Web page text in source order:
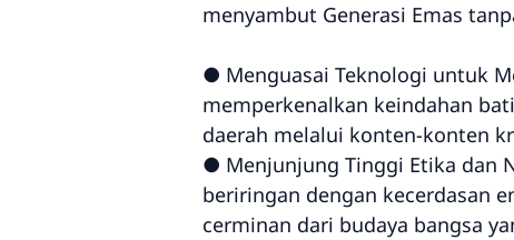
menyambut Generasi Emas
● Menguasai Teknologi untuk
memperkenalkan keindahan
daerah melalui konten-konten
● Menjunjung Tinggi Etika dan
beriringan dengan kecerdasan
cerminan dari budaya bangsa